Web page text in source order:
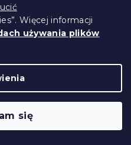
Więcej informacji
używania plików
się